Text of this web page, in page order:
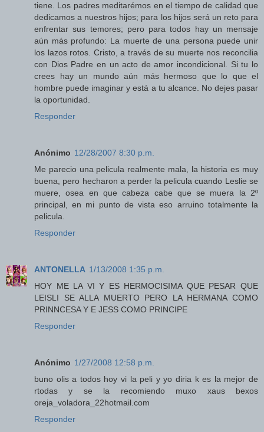
tiene. Los padres meditarémos en el tiempo de calidad que
dedicamos a nuestros hijos; para los hijos será un reto para
enfrentar sus temores; pero para todos hay un mensaje
aún más profundo: La muerte de una persona puede unir
los lazos rotos. Cristo, a través de su muerte nos reconcilia
con Dios Padre en un acto de amor incondicional. Si tu lo
crees hay un mundo aún más hermoso que lo que el
hombre puede imaginar y está a tu alcance. No dejes pasar
la oportunidad.
Responder
Anónimo 12/28/2007 8:30 p.m.
Me parecio una pelicula realmente mala, la historia es muy
buena, pero hecharon a perder la pelicula cuando Leslie se
muere, osea en que cabeza cabe que se muera la 2º
principal, en mi punto de vista eso arruino totalmente la
pelicula.
Responder
ANTONELLA 1/13/2008 1:35 p.m.
HOY ME LA VI Y ES HERMOCISIMA QUE PESAR QUE
LEISLI SE ALLA MUERTO PERO LA HERMANA COMO
PRINNCESA Y E JESS COMO PRINCIPE
Responder
Anónimo 1/27/2008 12:58 p.m.
buno olis a todos hoy vi la peli y yo diria k es la mejor de
rtodas y se la recomiendo muxo xaus bexos
oreja_voladora_22hotmail.com
Responder